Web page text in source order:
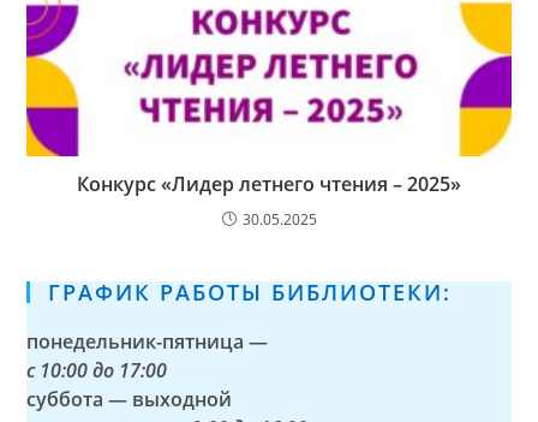
Конкурс «Лидер летнего чтения – 2025»
30.05.2025
ГРАФИК РАБОТЫ БИБЛИОТЕКИ:
понедельник-пятница —
с 10:00 до 17:00
суббота — выходной